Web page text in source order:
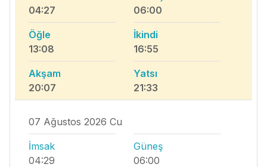
04:27
06:00
Öğle
13:08
İkindi
16:55
Akşam
20:07
Yatsı
21:33
07 Ağustos 2026 Cu
İmsak
04:29
Güneş
06:00